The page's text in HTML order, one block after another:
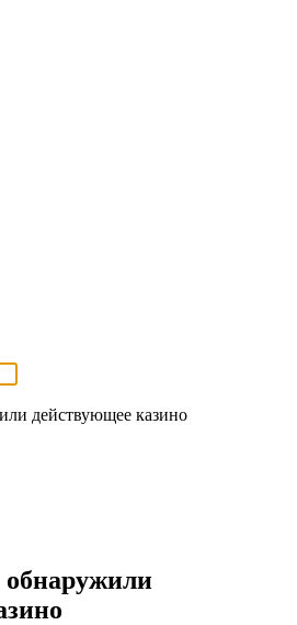
действующее казино
обнаружили